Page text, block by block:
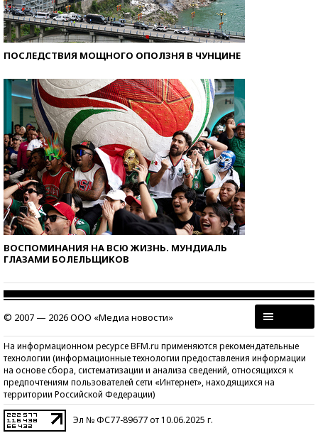
ПОСЛЕДСТВИЯ МОЩНОГО ОПОЛЗНЯ В ЧУНЦИНЕ
ВОСПОМИНАНИЯ НА ВСЮ ЖИЗНЬ. МУНДИАЛЬ
ГЛАЗАМИ БОЛЕЛЬЩИКОВ
© 2007 — 2026 ООО «Медиа новости»
На информационном ресурсе BFM.ru применяются рекомендательные
технологии (информационные технологии предоставления информации
на основе сбора, систематизации и анализа сведений, относящихся к
предпочтениям пользователей сети «Интернет», находящихся на
территории Российской Федерации)
Эл № ФС77-89677 от 10.06.2025 г.